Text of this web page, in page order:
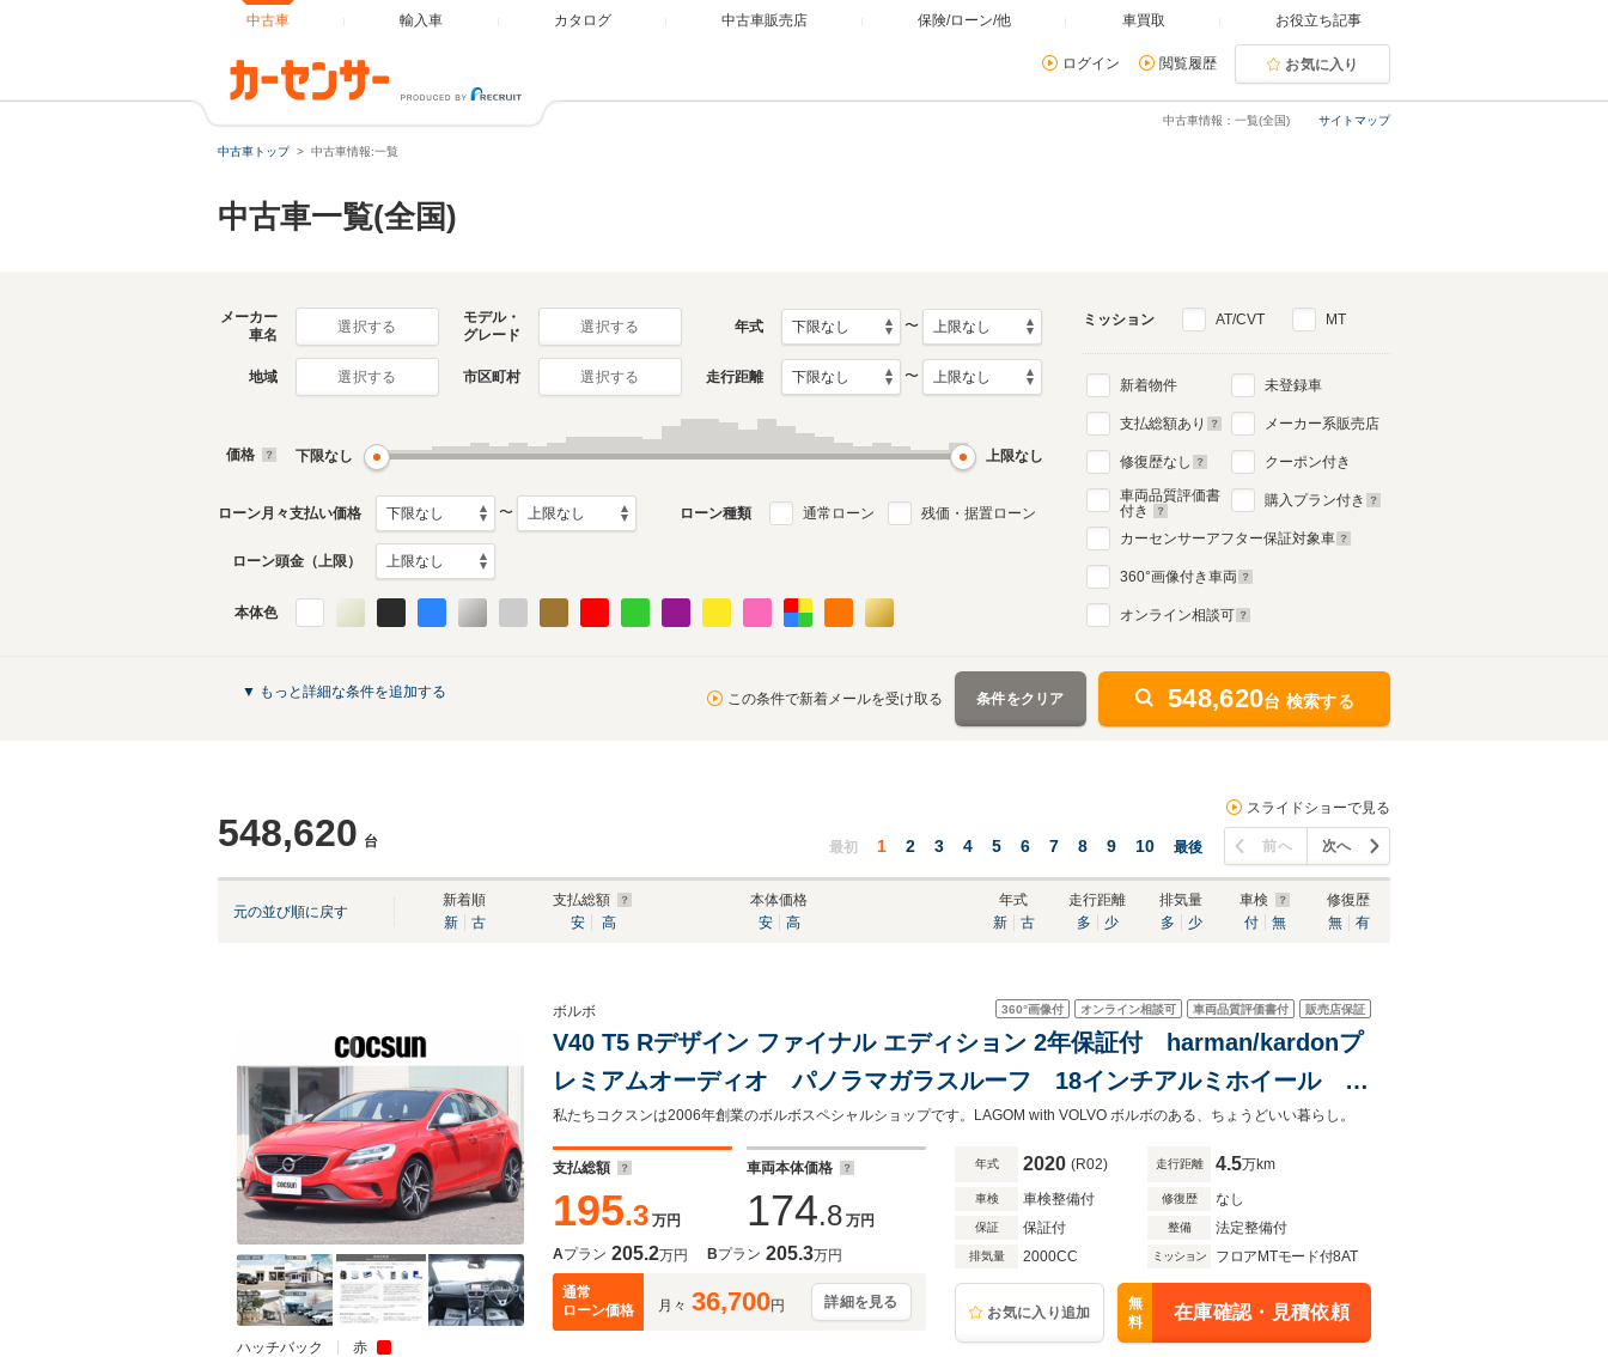
中古車 輸入車 カタログ 中古車販売店 保険/ローン/他 車買取 お役立ち記事
ログイン 閲覧履歴 お気に入り
サイトマップ
中古車情報：一覧(全国)
中古車トップ 中古車情報:一覧
中古車一覧(全国)
メーカー
車名
選択する
モデル・
グレード
選択する 年式 〜
地域 選択する 市区町村 選択する 走行距離 〜
価格 下限なし 上限なし
ローン月々支払い価格 〜 ローン種類 通常ローン 残価・据置ローン
ローン頭金（上限）
本体色
ミッション AT/CVT MT
新着物件
支払総額あり
修復歴なし
車両品質評価書
付き
未登録車
メーカー系販売店
クーポン付き
購入プラン付き
カーセンサーアフター保証対象車
360°画像付き車両
オンライン相談可
▼ もっと詳細な条件を追加する この条件で新着メールを受け取る 条件をクリア 548,620台 検索する
548,620 台
スライドショーで見る
最初 1 2 3 4 5 6 7 8 9 10 最後 前へ 次へ
元の並び順に戻す
新着順
新
古
支払総額
安
高
本体価格
安
高
年式
新
古
走行距離
多
少
排気量
多
少
車検
付
無
修復歴
無
有
ハッチバック 赤
360°画像付 オンライン相談可 車両品質評価書付 販売店保証
ボルボ
V40 T5 Rデザイン ファイナル エディション 2年保証付 harman/kardonプ
レミアムオーディオ パノラマガラスルーフ 18インチアルミホイール ナ
ビゲーション リアビューカメラ オフブラック本革シート シートヒータ
ー パワーシート 禁煙
私たちコクスンは2006年創業のボルボスペシャルショップです。LAGOM with VOLVO ボルボのある、ちょうどいい暮らし。
支払総額
195.3 万円
車両本体価格
174.8 万円
Aプラン 205.2万円 Bプラン 205.3万円
通常
ローン価格
月々 36,700円 詳細を見る
年式 2020 (R02) 走行距離 4.5万km
車検 車検整備付 修復歴 なし
保証 保証付 整備 法定整備付
排気量 2000CC ミッション フロアMTモード付8AT
お気に入り追加
無
料
在庫確認・見積依頼